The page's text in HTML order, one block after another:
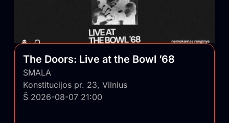
The Doors: Live at the Bowl ’68
SMALA
Konstitucijos pr. 23, Vilnius
Š 2026-08-07 21:00